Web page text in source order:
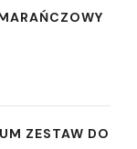
ZESTAW DO